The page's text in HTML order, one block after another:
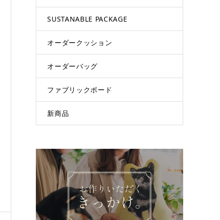
SUSTANABLE PACKAGE
オーダークッション
オーダーバッグ
ファブリックボード
新商品